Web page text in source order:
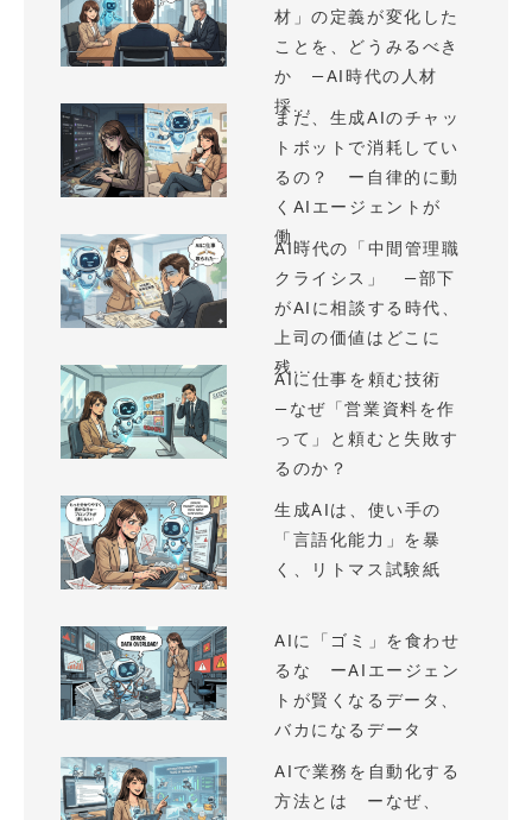
材」の定義が変化した
ことを、どうみるべき
か —AI時代の人材
採...
まだ、生成AIのチャッ
トボットで消耗してい
るの？ ー自律的に動
くAIエージェントが
働...
AI時代の「中間管理職
クライシス」 —部下
がAIに相談する時代、
上司の価値はどこに
残...
AIに仕事を頼む技術
—なぜ「営業資料を作
って」と頼むと失敗す
るのか？
生成AIは、使い手の
「言語化能力」を暴
く、リトマス試験紙
AIに「ゴミ」を食わせ
るな ーAIエージェン
トが賢くなるデータ、
バカになるデータ
AIで業務を自動化する
方法とは ーなぜ、